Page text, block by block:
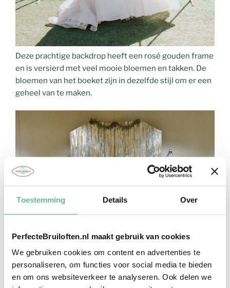
Toestemming Details Over
PerfecteBruiloften.nl maakt gebruik van cookies
We gebruiken cookies om content en advertenties te
personaliseren, om functies voor social media te bieden
en om ons websiteverkeer te analyseren. Ook delen we
Deze prachtige backdrop heeft een rosé gouden frame
en is versierd met veel mooie bloemen en takken. De
bloemen van het boeket zijn in dezelfde stijl om er een
geheel van te maken.
Ook kun je de backdrop op een aparte plek in de ruimte
neerzetten en hem dan gebruiken voor een
fotomoment. Dit verbergt meteen de saaie witte muur.